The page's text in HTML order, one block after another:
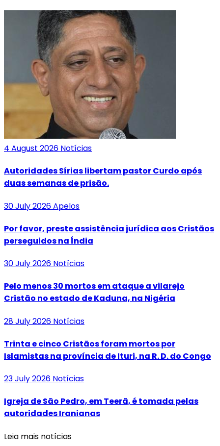
4 August 2026 Notícias
Autoridades Sírias libertam pastor Curdo após
duas semanas de prisão.
30 July 2026Apelos
Por favor, preste assistência jurídica aos Cristãos
perseguidos na Índia
30 July 2026 Notícias
Pelo menos 30 mortos em ataque a vilarejo
Cristão no estado de Kaduna, na Nigéria
28 July 2026 Notícias
Trinta e cinco Cristãos foram mortos por
Islamistas na província de Ituri, na R. D. do Congo
23 July 2026 Notícias
Igreja de São Pedro, em Teerã, é tomada pelas
autoridades Iranianas
Leia mais notícias